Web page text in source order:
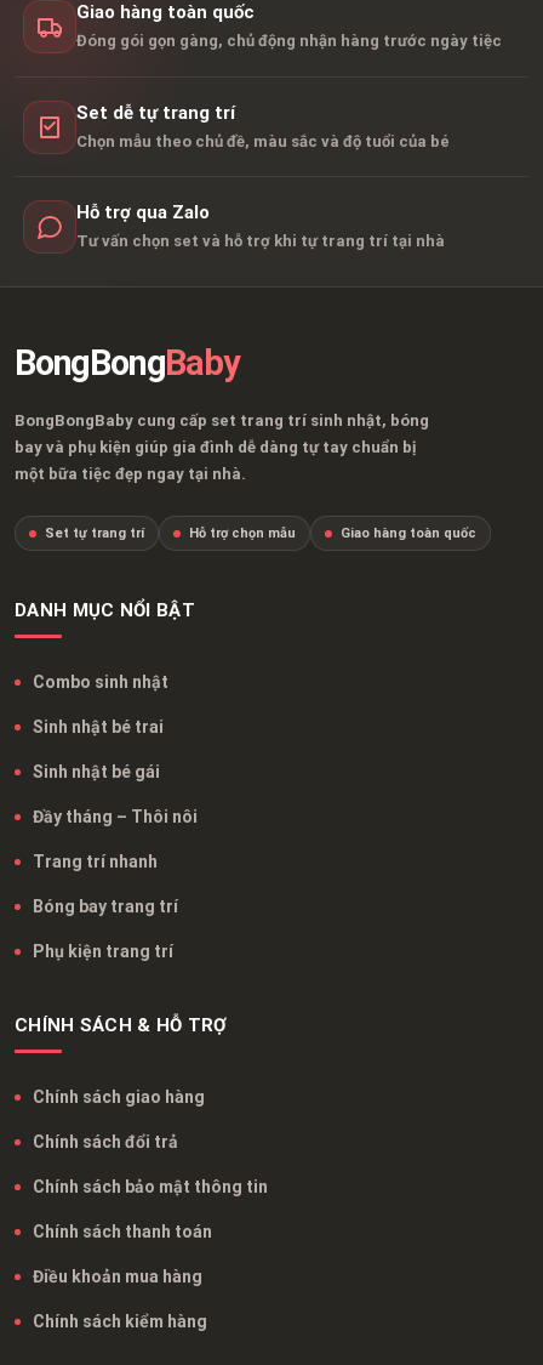
Giao hàng toàn quốc
Đóng gói gọn gàng, chủ động nhận hàng trước ngày tiệc
Set dễ tự trang trí
Chọn mẫu theo chủ đề, màu sắc và độ tuổi của bé
Hỗ trợ qua Zalo
Tư vấn chọn set và hỗ trợ khi tự trang trí tại nhà
BongBongBaby
BongBongBaby cung cấp set trang trí sinh nhật, bóng
bay và phụ kiện giúp gia đình dễ dàng tự tay chuẩn bị
một bữa tiệc đẹp ngay tại nhà.
Set tự trang trí Hỗ trợ chọn mẫu Giao hàng toàn quốc
DANH MỤC NỔI BẬT
Combo sinh nhật
Sinh nhật bé trai
Sinh nhật bé gái
Đầy tháng – Thôi nôi
Trang trí nhanh
Bóng bay trang trí
Phụ kiện trang trí
CHÍNH SÁCH & HỖ TRỢ
Chính sách giao hàng
Chính sách đổi trả
Chính sách bảo mật thông tin
Chính sách thanh toán
Điều khoản mua hàng
Chính sách kiểm hàng